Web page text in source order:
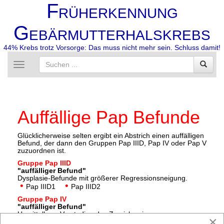
FRÜHERKENNUNG
GEBÄRMUTTERHALSKREBS
44% Krebs trotz Vorsorge: Das muss nicht mehr sein. Schluss damit!
Toggle
navigation
Auffällige Pap Befunde
Glücklicherweise selten ergibt ein Abstrich einen auffälligen
Befund, der dann den Gruppen Pap IIID, Pap IV oder Pap V
zuzuordnen ist.
Gruppe Pap IIID
"auffälliger Befund"
Dysplasie-Befunde mit größerer Regressionsneigung.
• Pap IIID1 • Pap IIID2
Gruppe Pap IV
"auffälliger Befund"
Unmittelbare Vorstadien des Zervixkarzinoms.